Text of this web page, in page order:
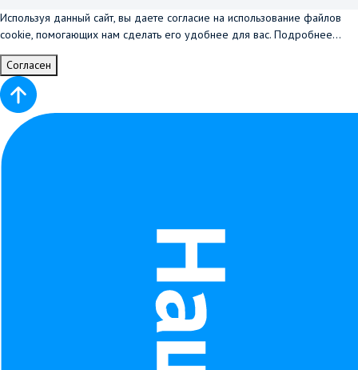
Используя данный сайт, вы даете согласие на использование файлов
cookie, помогающих нам сделать его удобнее для вас. Подробнее...
Согласен